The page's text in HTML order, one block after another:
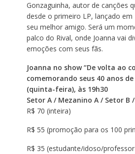
Gonzaguinha, autor de canções
desde o primeiro LP, lançado em
seu melhor amigo. Será um
palco do Rival, onde Joanna vai
emoções com seus fãs.
Joanna no show “De volta ao
comemorando seus 40 anos
(quinta-feira), às 19h30
Setor A / Mezanino A / Setor B
R$ 70 (inteira)
R$ 55 (promoção para os 100
R$ 35 (estudante/idoso/